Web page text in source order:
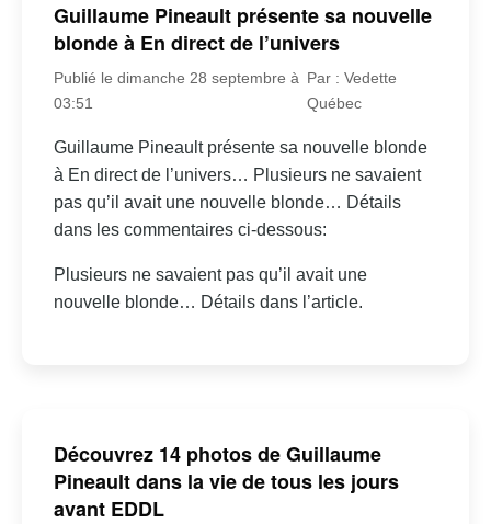
Guillaume Pineault présente sa nouvelle
blonde à En direct de l’univers
Publié le dimanche 28 septembre à
03:51
Par : Vedette
Québec
Guillaume Pineault présente sa nouvelle blonde
à En direct de l’univers… Plusieurs ne savaient
pas qu’il avait une nouvelle blonde… Détails
dans les commentaires ci-dessous:
Plusieurs ne savaient pas qu’il avait une
nouvelle blonde… Détails dans l’article.
Découvrez 14 photos de Guillaume
Pineault dans la vie de tous les jours
avant EDDL